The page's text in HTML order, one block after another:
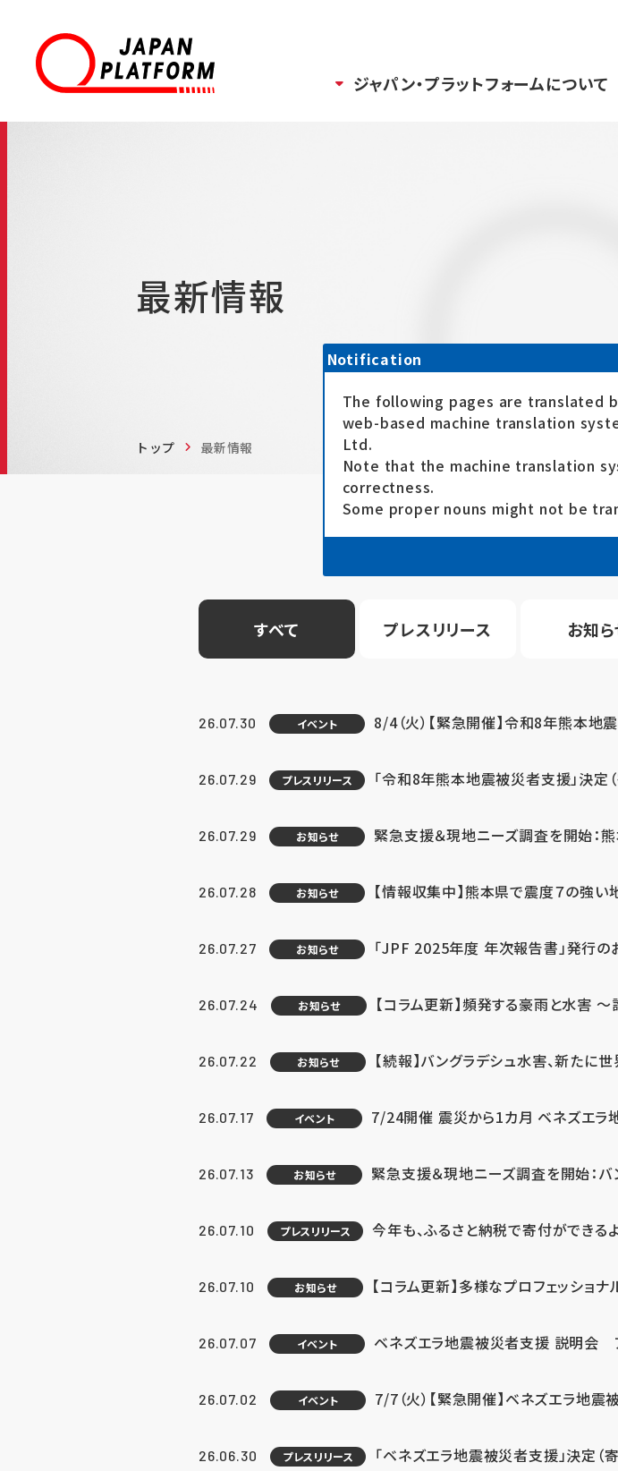
ジャパン・プラットフォームについて
最新情報
トップ 最新情報
すべて プレスリリース お知
26.07.30 イベント 8/4（火）【緊急開催】令和8年熊本
26.07.29 プレスリリース 「令和8年熊本地震被災者支援」決定
26.07.29 お知らせ 緊急支援＆現地ニーズ調査を開始：
26.07.28 お知らせ 【情報収集中】熊本県で震度７の強い
26.07.27 お知らせ 「JPF 2025年度 年次報告書」発行の
26.07.24 お知らせ 【コラム更新】頻発する豪雨と水害
26.07.22 お知らせ 【続報】バングラデシュ水害、新た
26.07.17 イベント 7/24開催 震災から1カ月 ベネズエラ
26.07.13 お知らせ 緊急支援＆現地ニーズ調査を開始：
26.07.10 プレスリリース 今年も、ふるさと納税で寄付ができる
26.07.10 お知らせ 【コラム更新】多様なプロフェッショ
26.07.07 イベント ベネズエラ地震被災者支援 説明会
26.07.02 イベント 7/7（火）【緊急開催】ベネズエラ地
26.06.30 プレスリリース 「ベネズエラ地震被災者支援」決定（
Notification
The following pages are translated
web-based machine translation
Ltd.
Note that the machine translation
correctness.
Some proper nouns might not be